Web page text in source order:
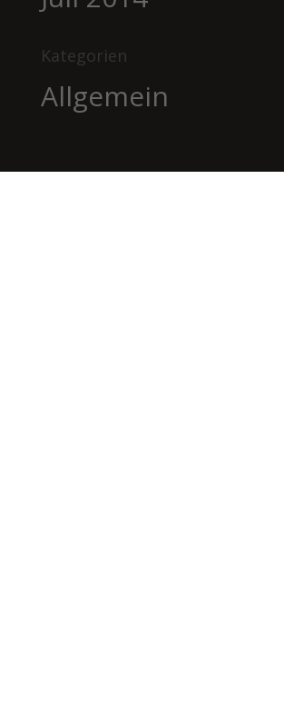
Kategorien
Allgemein